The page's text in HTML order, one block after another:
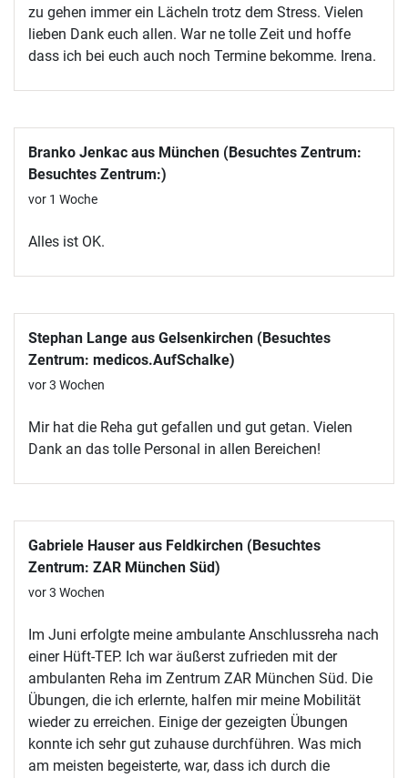
zu gehen immer ein Lächeln trotz dem Stress. Vielen
lieben Dank euch allen. War ne tolle Zeit und hoffe
dass ich bei euch auch noch Termine bekomme. Irena.
Branko Jenkac aus München (Besuchtes Zentrum:
Besuchtes Zentrum:)
vor 1 Woche
Alles ist OK.
Stephan Lange aus Gelsenkirchen (Besuchtes
Zentrum: medicos.AufSchalke)
vor 3 Wochen
Mir hat die Reha gut gefallen und gut getan. Vielen
Dank an das tolle Personal in allen Bereichen!
Gabriele Hauser aus Feldkirchen (Besuchtes
Zentrum: ZAR München Süd)
vor 3 Wochen
Im Juni erfolgte meine ambulante Anschlussreha nach
einer Hüft-TEP. Ich war äußerst zufrieden mit der
ambulanten Reha im Zentrum ZAR München Süd. Die
Übungen, die ich erlernte, halfen mir meine Mobilität
wieder zu erreichen. Einige der gezeigten Übungen
konnte ich sehr gut zuhause durchführen. Was mich
am meisten begeisterte, war, dass ich durch die